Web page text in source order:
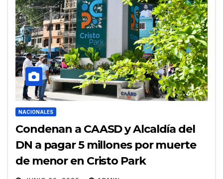
NACIONALES
Condenan a CAASD y Alcaldía del
DN a pagar 5 millones por muerte
de menor en Cristo Park